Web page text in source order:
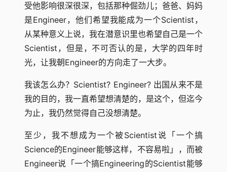
受他影响很深很深，包括那种倔劲儿；爸爸、妈妈
是Engineer，他们希望我能成为一个Scientist，
从某种意义上说，我在潜意识里也希望自己是一个
Scientist，但是，不可否认的是，大学的四年时
光，让我朝Engineer的方向走了一大步。
我该怎么办？Scientist? Engineer? 出国从来不是
我的目的，我一直希望想清楚的，是这个，但迄今
为止，我仍然觉得自己没想清楚。
至少，我不想成为一个被Scientist说「一个搞
Science的Engineer能够这样，不容易啦」，而被
Engineer说「一个搞Engineering的Scientist能够